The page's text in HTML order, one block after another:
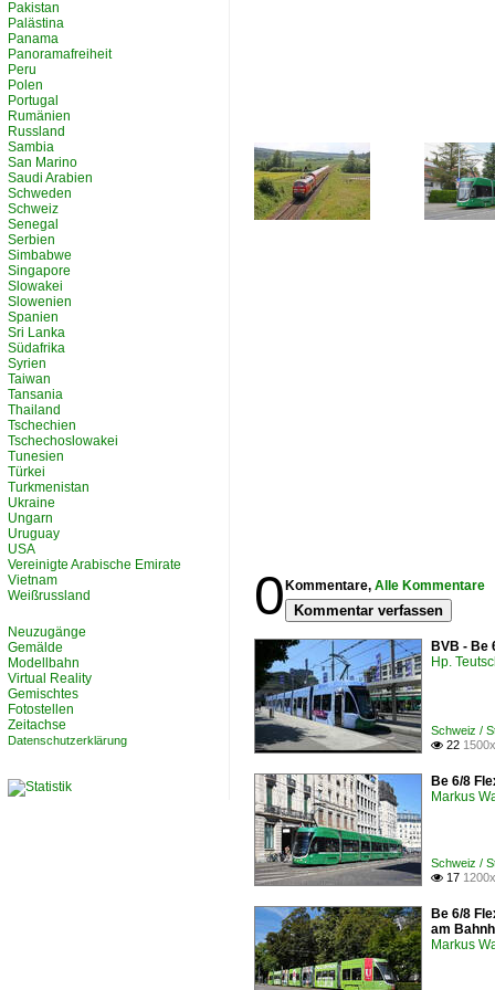
0 Kommentare, Alle Kommentare
Kommentar verfassen
BVB - Be
Hp.
Schweiz /
 22
Be 6/8
Markus
Schweiz /
 17
Be 6/8
am
Markus
Pakistan
Palästina
Panama
Panoramafreiheit
Peru
Polen
Portugal
Rumänien
Russland
Sambia
San Marino
Saudi Arabien
Schweden
Schweiz
Senegal
Serbien
Simbabwe
Singapore
Slowakei
Slowenien
Spanien
Sri Lanka
Südafrika
Syrien
Taiwan
Tansania
Thailand
Tschechien
Tschechoslowakei
Tunesien
Türkei
Turkmenistan
Ukraine
Ungarn
Uruguay
USA
Vereinigte Arabische Emirate
Vietnam
Weißrussland
Neuzugänge
Gemälde
Modellbahn
Virtual Reality
Gemischtes
Fotostellen
Zeitachse
Datenschutzerklärung